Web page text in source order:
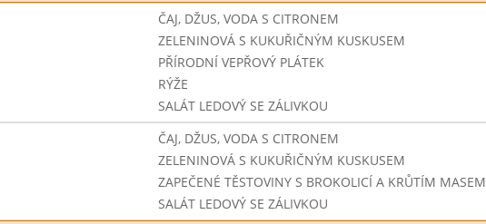
ČAJ, DŽUS, VODA S CITRONEM
ZELENINOVÁ S KUKUŘIČNÝM KUSKUSEM
PŘÍRODNÍ VEPŘOVÝ PLÁTEK
RÝŽE
SALÁT LEDOVÝ SE ZÁLIVKOU
ČAJ, DŽUS, VODA S CITRONEM
ZELENINOVÁ S KUKUŘIČNÝM KUSKUSEM
ZAPEČENÉ TĚSTOVINY S BROKOLICÍ A KRŮTÍM MASEM
SALÁT LEDOVÝ SE ZÁLIVKOU